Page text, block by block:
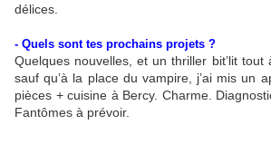
délices.
- Quels sont tes prochains projets ?
Quelques nouvelles, et un thriller bit’lit tout
sauf qu’à la place du vampire, j’ai mis un
pièces + cuisine à Bercy. Charme.
Fantômes à prévoir.